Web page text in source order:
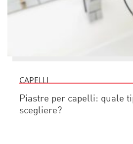
CAPELLI
Piastre per capelli: quale
scegliere?